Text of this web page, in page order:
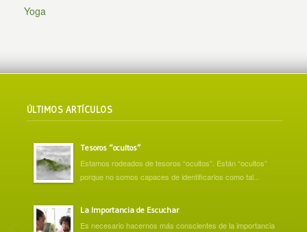
Yoga
ÚLTIMOS ARTÍCULOS
Tesoros “ocultos”
Estamos rodeados de tesoros “ocultos”. Están “ocultos”
porque no somos capaces de identificarlos como tal...
La Importancia de Escuchar
Es necesario hacernos más conscientes de la importancia